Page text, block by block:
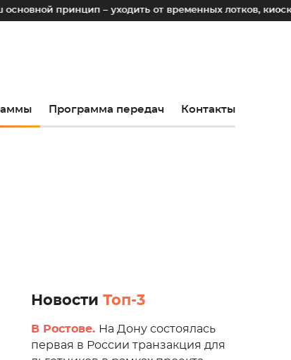
– уходить от временных лотков, киосков и
Программа передач Контакты
Новости Топ-3
В Ростове. На Дону состоялась
первая в России транзакция для